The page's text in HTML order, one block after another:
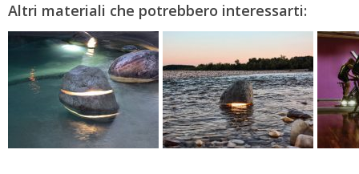
Altri materiali che potrebbero interessarti: